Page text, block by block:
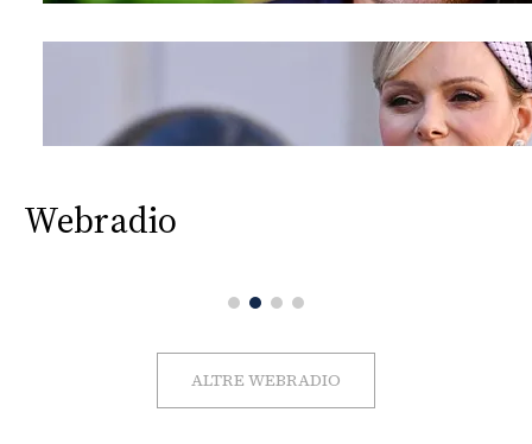
Webradio
ALTRE WEBRADIO